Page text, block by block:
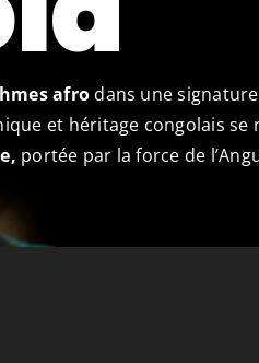
afrodans une
et héritage congolais se
portée par la force de